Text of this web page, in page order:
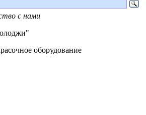
с нами
оборудование